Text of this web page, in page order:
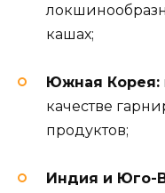
кашах;
Южная Корея:
качестве
продуктов;
Индия и Юго-